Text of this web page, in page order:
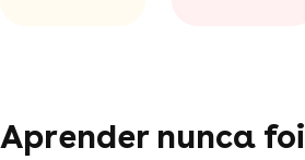
Aprender nunca